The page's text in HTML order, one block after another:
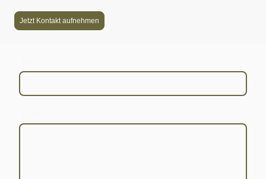
Jetzt Kontakt aufnehmen